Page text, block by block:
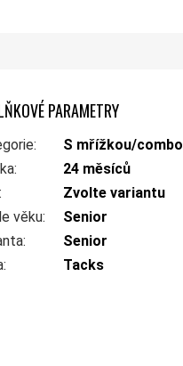
PARAMETRY
:
S mřížkou/combo
:
24 měsíců
:
Zvolte variantu
věku:
Senior
:
Senior
: Tacks